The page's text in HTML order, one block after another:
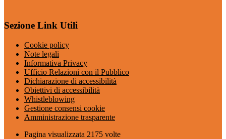
Sezione Link Utili
Cookie policy
Note legali
Informativa Privacy
Ufficio Relazioni con il Pubblico
Dichiarazione di accessibilità
Obiettivi di accessibilità
Whistleblowing
Gestione consensi cookie
Amministrazione trasparente
Pagina visualizzata 2175 volte